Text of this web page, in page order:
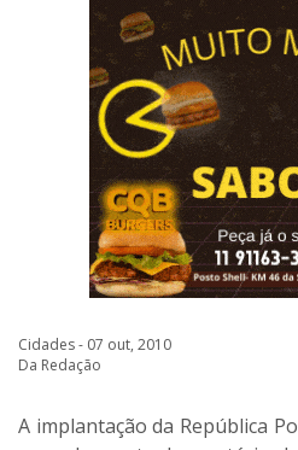
Cidades - 07 out, 2010
Da Redação
A implantação da República